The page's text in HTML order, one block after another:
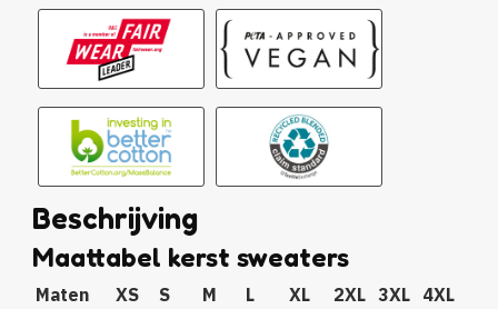
Beschrijving
Maattabel kerst sweaters
Maten XS S M L XL 2XL 3XL
4XL